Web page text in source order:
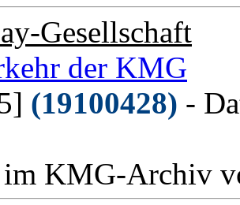
Gesellschaft
der KMG
(19100428) -
KMG-Archiv